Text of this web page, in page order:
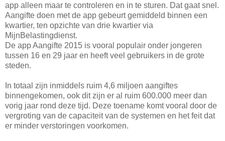
app alleen maar te controleren en in te sturen. Dat gaat snel.
Aangifte doen met de app gebeurt gemiddeld binnen een
kwartier, ten opzichte van drie kwartier via
MijnBelastingdienst.
De app Aangifte 2015 is vooral populair onder jongeren
tussen 16 en 29 jaar en heeft veel gebruikers in de grote
steden.
In totaal zijn inmiddels ruim 4,6 miljoen aangiftes
binnengekomen, ook dit zijn er al ruim 600.000 meer dan
vorig jaar rond deze tijd. Deze toename komt vooral door de
vergroting van de capaciteit van de systemen en het feit dat
er minder verstoringen voorkomen.